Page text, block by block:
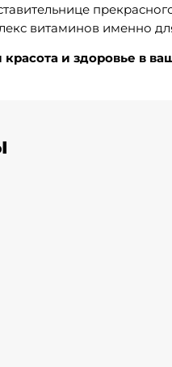
витаминов именно
и здоровье в